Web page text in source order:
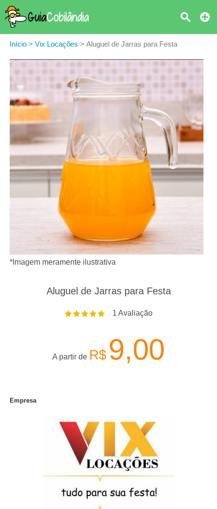
Início > Vix Locações > Aluguel de Jarras para Festa
*Imagem meramente ilustrativa
Aluguel de Jarras para Festa
1 Avaliação
A partir de R$9,00
Empresa